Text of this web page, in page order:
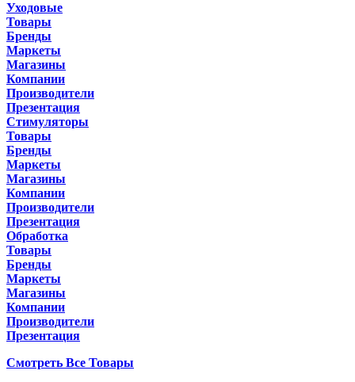
Уходовые
Товары
Бренды
Маркеты
Магазины
Компании
Производители
Презентация
Стимуляторы
Товары
Бренды
Маркеты
Магазины
Компании
Производители
Презентация
Обработка
Товары
Бренды
Маркеты
Магазины
Компании
Производители
Презентация
Смотреть Все Товары